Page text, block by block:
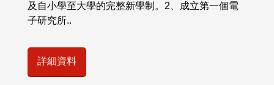
及自小學至大學的完整新學制。2、成立第一個電
子研究所..
詳細資料